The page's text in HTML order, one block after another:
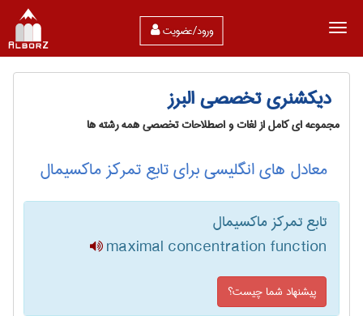
ورود/عضویت
دیکشنری تخصصی البرز
مجموعه ای کامل از لغات و اصطلاحات تخصصی همه رشته ها
معادل های انگلیسی برای تابع تمرکز ماکسیمال
تابع تمرکز ماکسیمال
maximal concentration function
پیشنهاد شما چیست؟